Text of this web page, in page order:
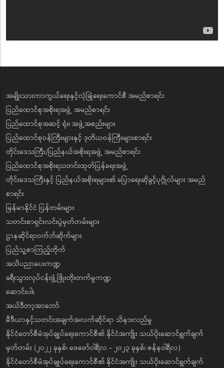
အမျိုးသားကာကွယ်ရေးနှင့်လုံခြုံရေးကောင်စီ အမည်စာရင်း
ပြည်ထောင်စုအစိုးရအဖွဲ့ အမည်စာရင်း
ပြည်ထောင်စုအဆင့် ရုံး၊ အဖွဲ့အစည်းများ
ပြည်ထောင်စုဝန်ကြီးများနှင့် ဒုတိယဝန်ကြီးများစာရင်း
တိုင်းဒေသကြီး/ပြည်နယ်အစိုးရအဖွဲ့ အမည်စာရင်း
ပြည်ထောင်စုအစိုးရသတင်းထုတ်ပြန်ရေးအဖွဲ့
တိုင်းဒေသကြီးနှင့် ပြည်နယ်အစိုးရများ၏ ပြောရေးဆိုခွင့်ပုဂ္ဂိုလ်များ အမည်
စာရင်း
မြန်မာနိုင်ငံ ပြန်တမ်းများ
သတင်းစာရှင်းလင်းပွဲမှတ်တမ်းများ
ဌာနဆိုင်ရာဝက်ဘ်ဆိုက်များ
ပြည်သူ့စာကြည့်တိုက်
အသိပညာပေးကဏ္ဍ
ခရီးသွားလုပ်ငန်းဖွံ့ဖြိုးတိုးတက်မှုကဏ္ဍ
ဆောင်းပါး
အယ်ဒီတာ့အာဘော်
မီဒီယာနှင့်သတင်းအချက်အလက်ဆိုင်ရာ သိနားလည်မှု
နိုင်ငံတော်စီမံအုပ်ချုပ်ရေးကောင်စီ၏ နိုင်ငံအကျိုး သယ်ပိုးဆောင်ရွက်ချက်
မှတ်တမ်း (၂၀၂၂ ခုနှစ်၊ ဖေဖော်ဝါရီလ - ၂၀၂၃ ခုနှစ်၊ ဇန်နဝါရီလ)
နိုင်ငံတော်စီမံအုပ်ချုပ်ရေးကောင်စီ၏ နိုင်ငံအကျိုး သယ်ပိုးဆောင်ရွက်ချက်